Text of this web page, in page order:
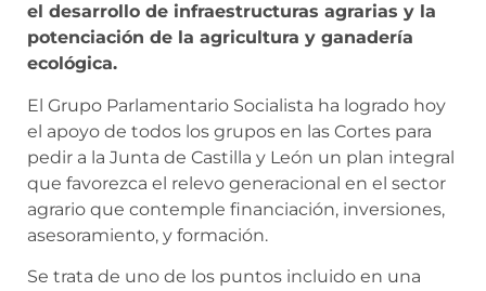
el desarrollo de infraestructuras agrarias y la
potenciación de la agricultura y ganadería
ecológica.
El Grupo Parlamentario Socialista ha logrado hoy
el apoyo de todos los grupos en las Cortes para
pedir a la Junta de Castilla y León un plan integral
que favorezca el relevo generacional en el sector
agrario que contemple financiación, inversiones,
asesoramiento, y formación.
Se trata de uno de los puntos incluido en una